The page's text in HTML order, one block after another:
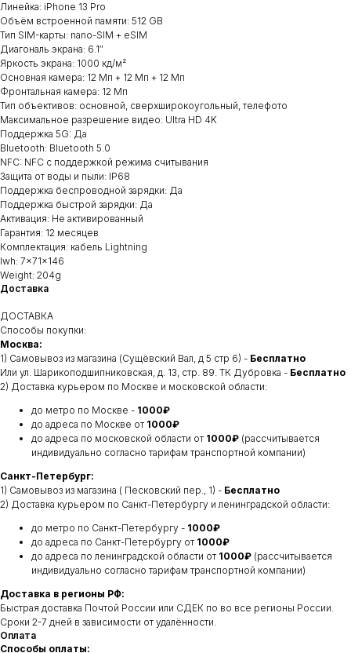
Линейка: iPhone 13 Pro
Объём встроенной памяти: 512 GB
Тип SIM-карты: nano-SIM + eSIM
Диагональ экрана: 6.1″
Яркость экрана: 1000 кд/м²
Основная камера: 12 Мп + 12 Мп + 12 Мп
Фронтальная камера: 12 Мп
Тип объективов: основной, сверхширокоугольный, телефото
Максимальное разрешение видео: Ultra HD 4K
Поддержка 5G: Да
Bluetooth: Bluetooth 5.0
NFC: NFC с поддержкой режима считывания
Защита от воды и пыли: IP68
Поддержка беспроводной зарядки: Да
Поддержка быстрой зарядки: Да
Активация: Не активированный
Гарантия: 12 месяцев
Комплектация: кабель Lightning
lwh: 7x71x146
Weight: 204g
Доставка
ДОСТАВКА
Способы покупки:
Москва:
1) Самовывоз из магазина (Сущёвский Вал, д 5 стр 6) - Бесплатно
Или ул. Шарикоподшипниковская, д. 13, стр. 89. ТК Дубровка - Бесплатно
2) Доставка курьером по Москве и московской области:
до метро по Москве - 1000₽
до адреса по Москве от 1000₽
до адреса по московской области от 1000₽ (рассчитывается
индивидуально согласно тарифам транспортной компании)
Санкт-Петербург:
1) Самовывоз из магазина ( Песковский пер., 1) - Бесплатно
2) Доставка курьером по Санкт-Петербургу и ленинградской области:
до метро по Санкт-Петербургу - 1000₽
до адреса по Санкт-Петербургу от 1000₽
до адреса по ленинградской области от 1000₽ (рассчитывается
индивидуально согласно тарифам транспортной компании)
Доставка в регионы РФ:
Быстрая доставка Почтой России или СДЕК по во все регионы России.
Сроки 2-7 дней в зависимости от удалённости.
Оплата
Способы оплаты: